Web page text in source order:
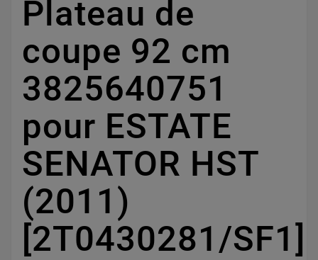
Plateau de
coupe 92 cm
3825640751
pour ESTATE
SENATOR HST
(2011)
[2T0430281/SF1]